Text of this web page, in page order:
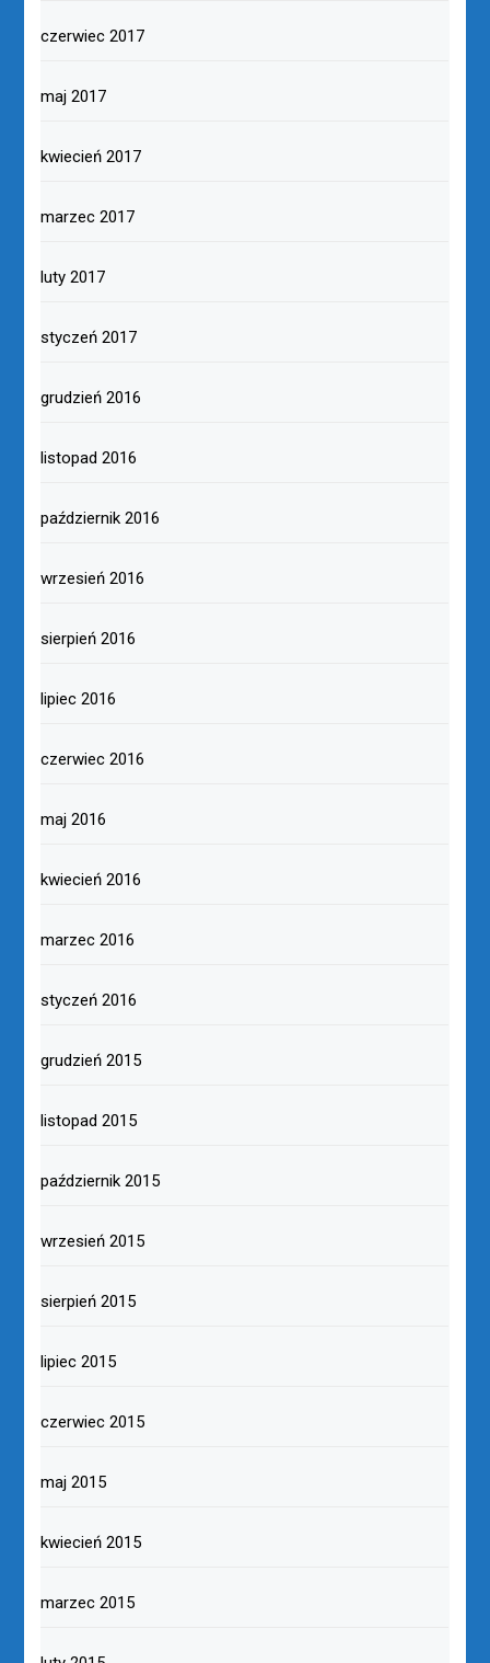
czerwiec 2017
maj 2017
kwiecień 2017
marzec 2017
luty 2017
styczeń 2017
grudzień 2016
listopad 2016
październik 2016
wrzesień 2016
sierpień 2016
lipiec 2016
czerwiec 2016
maj 2016
kwiecień 2016
marzec 2016
styczeń 2016
grudzień 2015
listopad 2015
październik 2015
wrzesień 2015
sierpień 2015
lipiec 2015
czerwiec 2015
maj 2015
kwiecień 2015
marzec 2015